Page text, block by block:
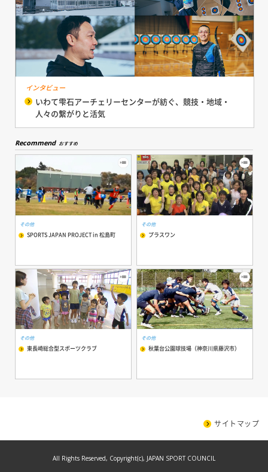
インタビュー
いわて雫石アーチェリーセンターが紡ぐ、競技・地域・
人々の繋がりと活気
Recommend おすすめ
その他
SPORTS JAPAN PROJECT in 松島町
その他
プラスワン
その他
東長崎総合型スポーツクラブ
その他
秋葉台公園球技場（神奈川県藤沢市）
サイトマップ
All Rights Reserved, Copyright(c), JAPAN SPORT COUNCIL